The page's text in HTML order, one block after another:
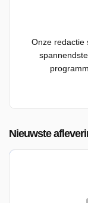
Onze redactie
Nieuwste